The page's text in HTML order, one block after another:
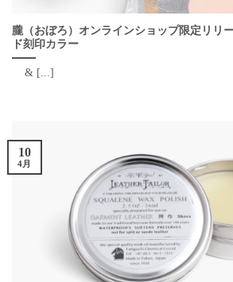
朧（おぼろ）オンラインショップ限定リリ
ド刻印カラー
& [...]
10
4月